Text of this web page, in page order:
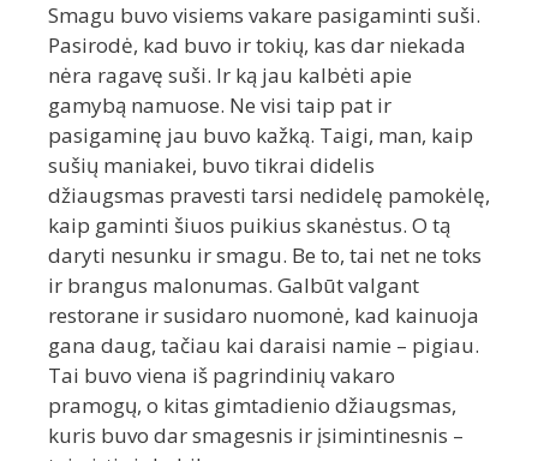
Smagu buvo visiems vakare pasigaminti suši.
Pasirodė, kad buvo ir tokių, kas dar niekada
nėra ragavę suši. Ir ką jau kalbėti apie
gamybą namuose. Ne visi taip pat ir
pasigaminę jau buvo kažką. Taigi, man, kaip
sušių maniakei, buvo tikrai didelis
džiaugsmas pravesti tarsi nedidelę pamokėlę,
kaip gaminti šiuos puikius skanėstus. O tą
daryti nesunku ir smagu. Be to, tai net ne toks
ir brangus malonumas. Galbūt valgant
restorane ir susidaro nuomonė, kad kainuoja
gana daug, tačiau kai daraisi namie – pigiau.
Tai buvo viena iš pagrindinių vakaro
pramogų, o kitas gimtadienio džiaugsmas,
kuris buvo dar smagesnis ir įsimintinesnis –